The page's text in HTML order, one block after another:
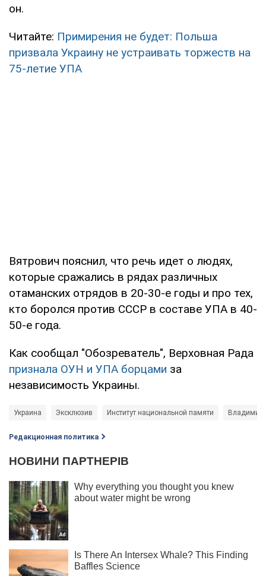
он.
Читайте: Примирения не будет: Польша
призвала Украину не устраивать торжеств на
75-летие УПА
Вятрович пояснил, что речь идет о людях,
которые сражались в рядах различных
отаманских отрядов в 20-30-е годы и про тех,
кто боролся против СССР в составе УПА в 40-
50-е года.
Как сообщал "Обозреватель", Верховная Рада
признала ОУН и УПА борцами за
независимость Украины.
Украина Эксклюзив Институт национальной памяти Владимир
Редакционная политика